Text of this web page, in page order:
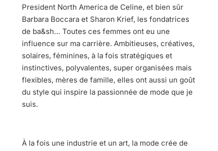
President North America de Celine, et bien sûr
Barbara Boccara et Sharon Krief, les fondatrices
de ba&sh… Toutes ces femmes ont eu une
influence sur ma carrière. Ambitieuses, créatives,
solaires, féminines, à la fois stratégiques et
instinctives, polyvalentes, super organisées mais
flexibles, mères de famille, elles ont aussi un goût
du style qui inspire la passionnée de mode que je
suis.
À la fois une industrie et un art, la mode crée de